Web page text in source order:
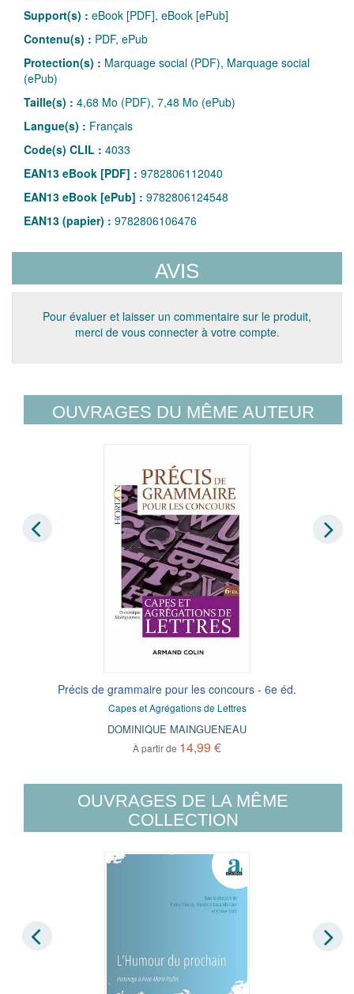
Support(s) : eBook [PDF], eBook [ePub]
Contenu(s) : PDF, ePub
Protection(s) : Marquage social (PDF), Marquage social
(ePub)
Taille(s) : 4,68 Mo (PDF), 7,48 Mo (ePub)
Langue(s) : Français
Code(s) CLIL : 4033
EAN13 eBook [PDF] : 9782806112040
EAN13 eBook [ePub] : 9782806124548
EAN13 (papier) : 9782806106476
AVIS
Pour évaluer et laisser un commentaire sur le produit,
merci de vous connecter à votre compte.
OUVRAGES DU MÊME AUTEUR
Précis de grammaire pour les concours - 6e éd.
Capes et Agrégations de Lettres
DOMINIQUE MAINGUENEAU
À partir de 14,99 €
OUVRAGES DE LA MÊME
COLLECTION